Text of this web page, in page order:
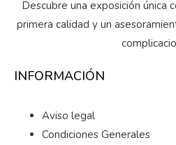
Descubre una exposición única
primera calidad y un
INFORMACIÓN
Aviso legal
Condiciones Generales